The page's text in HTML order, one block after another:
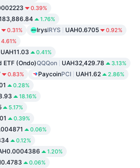
0.39%
1.76%
0.31% IrysIRYS UAH0.6705 0.92%
4.61%
UAH11.03 0.41%
ETF (Ondo)QQQon UAH32,429.78 3.13%
0.83% PaycoinPCI UAH1.62 2.86%
0.28%
18.16%
5.17%
0.39%
0.06%
0.12%
1.20%
0.06%